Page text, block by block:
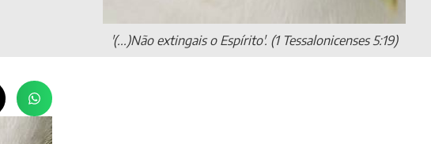
'(...)Não extingais o Espírito'. (1 Tessalonicenses 5:19)